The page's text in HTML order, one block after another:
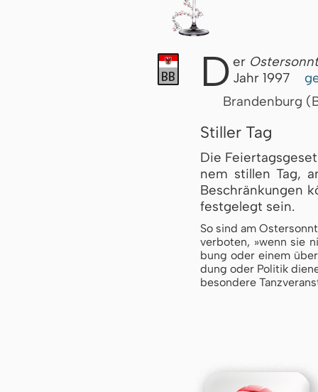
D er
Jahr 1997
Brandenburg
Stiller Tag
Die
nem stil­len Tag,
Be­schrän­kun­gen
fest­ge­legt sein.
So sind am
ver­bo­ten, »wenn sie
bung oder ei­nem
dung oder Po­li­tik
be­son­de­re